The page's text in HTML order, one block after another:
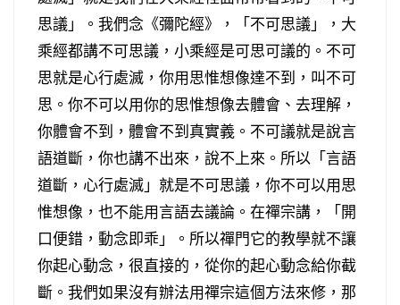
思議」。我們念《彌陀經》，「不可思議」，大
乘經都講不可思議，小乘經是可思可議的。不可
思就是心行處滅，你用思惟想像達不到，叫不可
思。你不可以用你的思惟想像去體會、去理解，
你體會不到，體會不到真實義。不可議就是說言
語道斷，你也講不出來，說不上來。所以「言語
道斷，心行處滅」就是不可思議，你不可以用思
惟想像，也不能用言語去議論。在禪宗講，「開
口便錯，動念即乖」。所以禪門它的教學就不讓
你起心動念，很直接的，從你的起心動念給你截
斷。我們如果沒有辦法用禪宗這個方法來修，那